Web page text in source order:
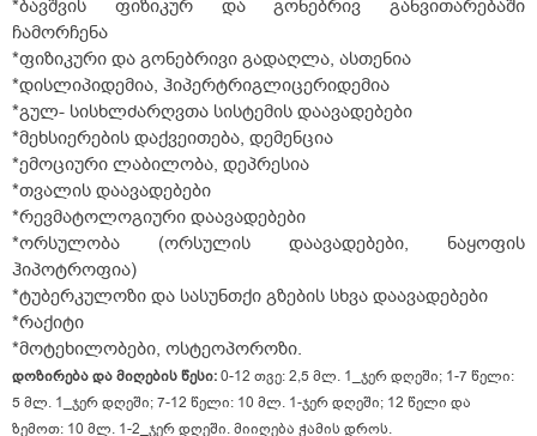
*ბავშვის ფიზიკურ და გონებრივ განვითარებაში
ჩამორჩენა
*ფიზიკური და გონებრივი გადაღლა, ასთენია
*დისლიპიდემია, ჰიპერტრიგლიცერიდემია
*გულ- სისხლძარღვთა სისტემის დაავადებები
*მეხსიერების დაქვეითება, დემენცია
*ემოციური ლაბილობა, დეპრესია
*თვალის დაავადებები
*რევმატოლოგიური დაავადებები
*ორსულობა (ორსულის დაავადებები, ნაყოფის
ჰიპოტროფია)
*ტუბერკულოზი და სასუნთქი გზების სხვა დაავადებები
*რაქიტი
*მოტეხილობები, ოსტეოპოროზი.
დოზირება და მიღების წესი:0-12 თვე: 2,5 მლ. 1_ჯერ დღეში; 1-7 წელი:
5 მლ. 1_ჯერ დღეში;7-12 წელი: 10 მლ. 1-ჯერ დღეში; 12 წელი და
ზემოთ: 10 მლ. 1-2_ჯერ დღეში. მიიღება ჭამის დროს.